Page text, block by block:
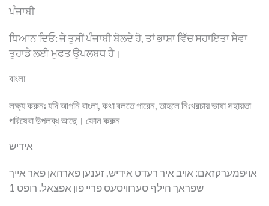
ਪੰਜਾਬੀ
ਧਿਆਨ ਦਿਓ: ਜੇ ਤੁਸੀਂ ਪੰਜਾਬੀ ਬੋਲਦੇ ਹੋ, ਤਾਂ ਭਾਸ਼ਾ ਵਿੱਚ ਸਹਾਇਤਾ ਸੇਵਾ
ਤੁਹਾਡੇ ਲਈ ਮੁਫਤ ਉਪਲਬਧ ਹੈ।
বাংলা
লক্ষ্য করুনঃ যদি আপনি বাংলা, কথা বলতে পারেন, তাহলে নিঃখরচায় ভাষা সহায়তা
পরিষেবা উপলব্ধ আছে। ফোন করুন
אידיש
אויפמערקזאם: אויב איר רעדט אידיש, זענען פארהאן פאר אייך
שפראך הילף סערוויסעס פריי פון אפצאל. רופט 1